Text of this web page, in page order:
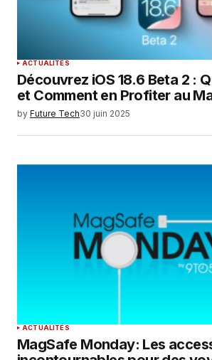
ACTUALITÉS
Découvrez iOS 18.6 Beta 2 :
et Comment en Profiter au
by Future Tech30 juin 2025
ACTUALITÉS
MagSafe Monday: Les